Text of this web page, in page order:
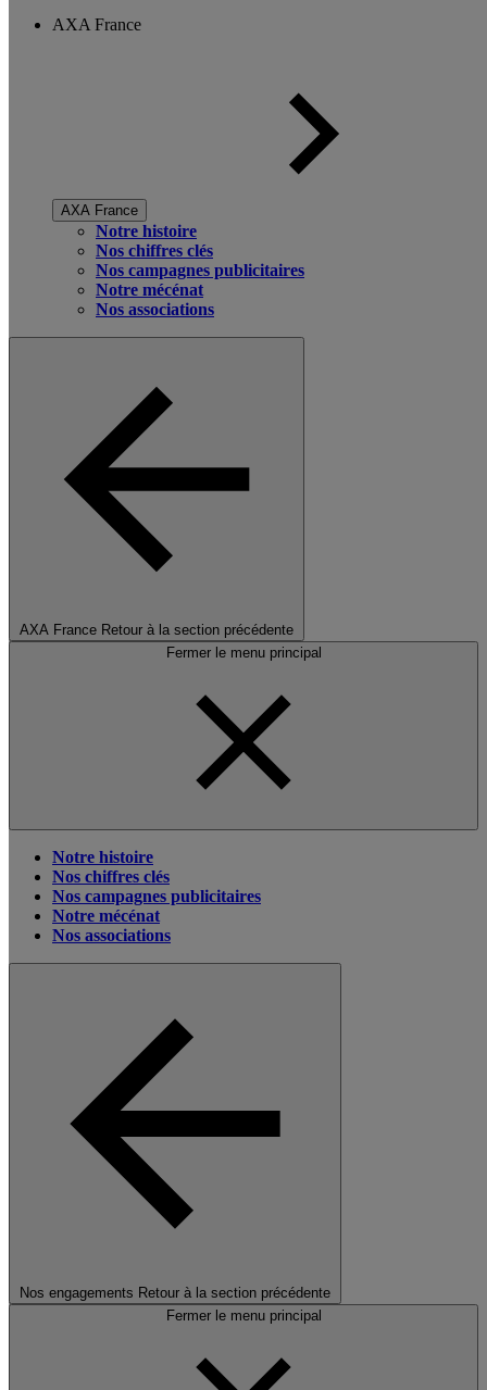
AXA France
AXA France
Notre histoire
Nos chiffres clés
Nos campagnes publicitaires
Notre mécénat
Nos associations
AXA France Retour à la section précédente
Fermer le menu principal
Notre histoire
Nos chiffres clés
Nos campagnes publicitaires
Notre mécénat
Nos associations
Nos engagements Retour à la section précédente
Fermer le menu principal